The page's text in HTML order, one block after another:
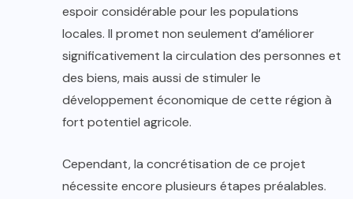
espoir considérable pour les populations
locales. Il promet non seulement d’améliorer
significativement la circulation des personnes et
des biens, mais aussi de stimuler le
développement économique de cette région à
fort potentiel agricole.
Cependant, la concrétisation de ce projet
nécessite encore plusieurs étapes préalables.